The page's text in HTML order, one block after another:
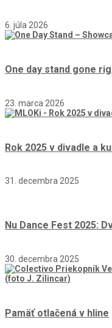
6. júla 2026
One day stand gone
23. marca 2026
Rok 2025 v divadle a
31. decembra 2025
Nu Dance Fest 2025:
30. decembra 2025
Pamäť otlačená v hline